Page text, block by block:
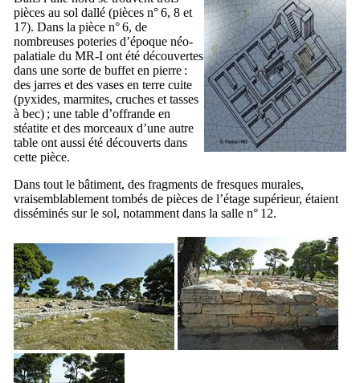
pièces au sol dallé (pièces n° 6, 8 et
17). Dans la pièce n° 6, de
nombreuses poteries d’époque néo-
palatiale du MR-I ont été découvertes
dans une sorte de buffet en pierre :
des jarres et des vases en terre cuite
(pyxides, marmites, cruches et tasses
à bec) ; une table d’offrande en
stéatite et des morceaux d’une autre
table ont aussi été découverts dans
cette pièce.
Dans tout le bâtiment, des fragments de fresques murales,
vraisemblablement tombés de pièces de l’étage supérieur, étaient
disséminés sur le sol, notamment dans la salle n° 12.